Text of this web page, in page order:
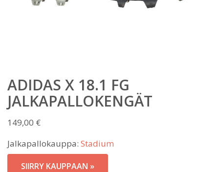
ADIDAS X 18.1 FG
JALKAPALLOKENGÄT
149,00 €
Jalkapallokauppa: Stadium
SIIRRY KAUPPAAN »